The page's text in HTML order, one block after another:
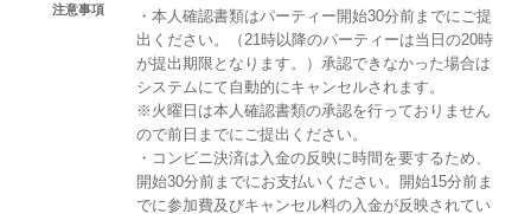
注意事項
・本人確認書類はパーティー開始30分前までにご提
出ください。（21時以降のパーティーは当日の20時
が提出期限となります。）承認できなかった場合は
システムにて自動的にキャンセルされます。
※火曜日は本人確認書類の承認を行っておりません
ので前日までにご提出ください。
・コンビニ決済は入金の反映に時間を要するため、
開始30分前までにお支払いください。開始15分前ま
でに参加費及びキャンセル料の入金が反映されてい